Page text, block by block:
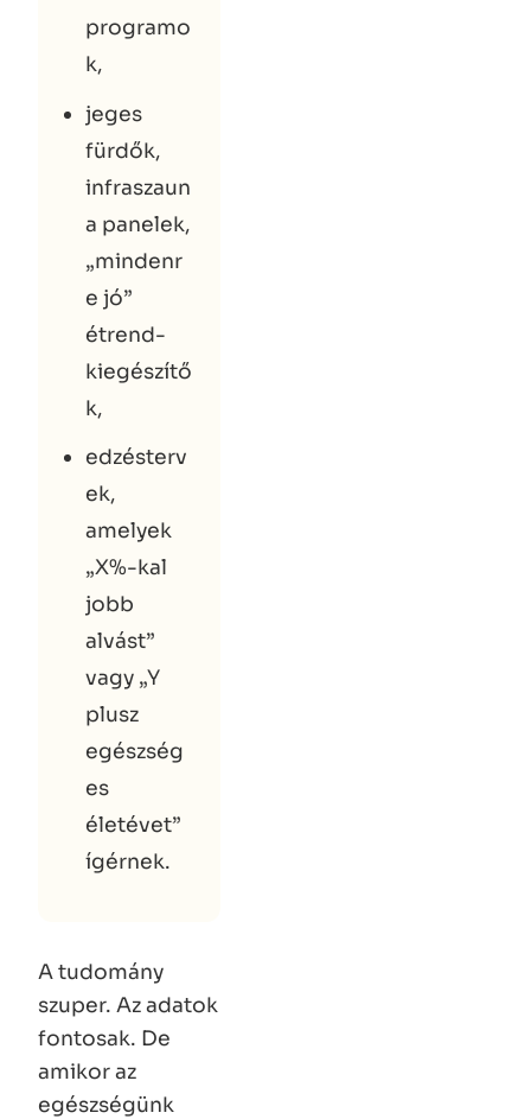
programo
k,
jeges
fürdők,
infraszaun
a panelek,
„mindenr
e jó”
étrend-
kiegészítő
k,
edzésterv
ek,
amelyek
„X%-kal
jobb
alvást”
vagy „Y
plusz
egészség
es
életévet”
ígérnek.
A tudomány
szuper. Az adatok
fontosak. De
amikor az
egészségünk